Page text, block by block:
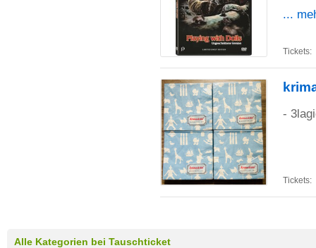
...
Tickets:
-
Tickets:
Alle Kategorien bei Tauschticket